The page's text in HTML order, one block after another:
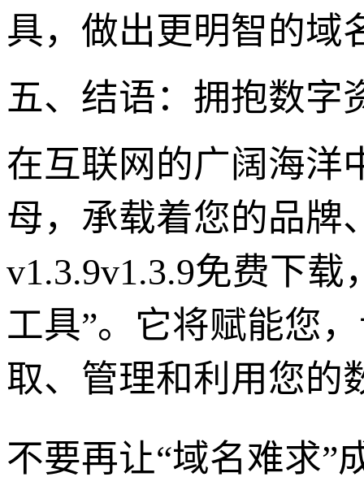
具，做出更明智的域
五、结语：拥抱数字
在互联网的广阔海洋
母，承载着您的品牌
v1.3.9v1.3.9免费下
工具”。它将赋能您
取、管理和利用您的
不要再让“域名难求”